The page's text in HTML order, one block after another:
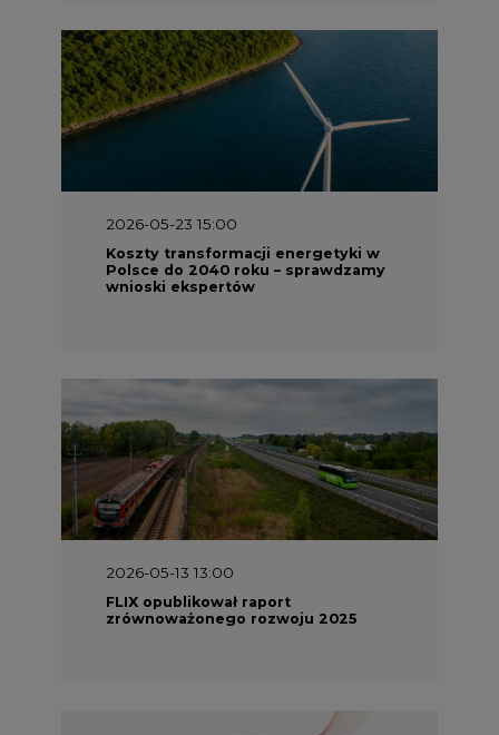
Koszty transformacji energetyki w
Polsce do 2040 roku – sprawdzamy
wnioski ekspertów
2026-05-13 13:00
FLIX opublikował raport
zrównoważonego rozwoju 2025